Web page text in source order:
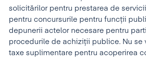
solicitărilor pentru prestarea de
pentru concursurile pentru funcții
depunerii actelor necesare pentru
procedurile de achiziții publice. Nu se
taxe suplimentare pentru acoperirea